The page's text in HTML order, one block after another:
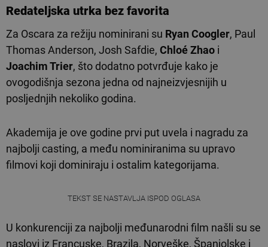
Redateljska utrka bez favorita
Za Oscara za režiju nominirani su Ryan Coogler, Paul
Thomas Anderson, Josh Safdie, Chloé Zhao i
Joachim Trier, što dodatno potvrđuje kako je
ovogodišnja sezona jedna od najneizvjesnijih u
posljednjih nekoliko godina.
Akademija je ove godine prvi put uvela i nagradu za
najbolji casting, a među nominiranima su upravo
filmovi koji dominiraju i ostalim kategorijama.
TEKST SE NASTAVLJA ISPOD OGLASA
U konkurenciji za najbolji međunarodni film našli su se
naslovi iz Francuske, Brazila, Norveške, Španjolske i